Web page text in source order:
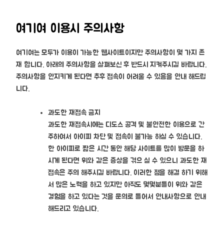
여기여 이용시 주의사항
여기여는 모두가 이용이 가능한 웹사이트이지만 주의사항이 몇 가지 존
재 합니다. 아래의 주의사항을 살펴보신 후 반드시 지켜주시길 바랍니다.
주의사항을 안지키게 된다면 추후 접속이 어려울 수 있음을 안내 해드립
니다.
과도한 재접속 금지
과도한 재접속시에는 디도스 공격 및 불안전한 이용으로 간
주하여서 아이피 차단 및 접속이 불가능 하실 수 있습니다.
한 아이피로 짧은 시간 동안 해당 사이트를 많이 방문을 하
시게 된다면 위와 같은 증상을 겪으 실 수 있으니 과도한 재
접속은 주의 해주시길 바랍니다. 이러한 점을 해결 하기 위해
서 많은 노력을 하고 있지만 아직도 몇몇분들이 위와 같은
경험을 하고 있다는 것을 문의로 들어서 안내사항으로 안내
해드리고 있습니다.